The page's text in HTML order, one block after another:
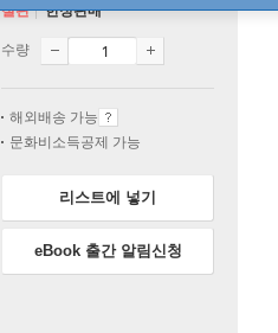
절판 한정판매
수량
해외배송 가능
문화비소득공제 가능
리스트에 넣기
eBook 출간 알림신청